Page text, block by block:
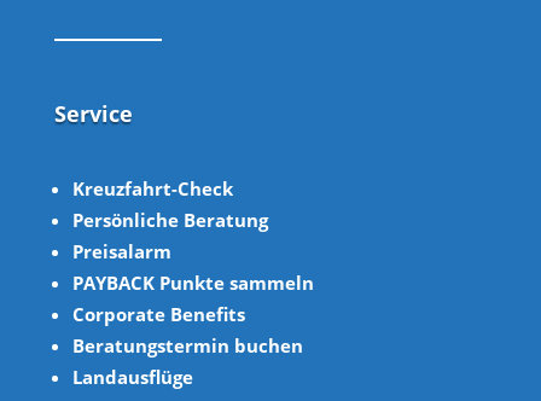
Service
Kreuzfahrt-Check
Persönliche Beratung
Preisalarm
PAYBACK Punkte sammeln
Corporate Benefits
Beratungstermin buchen
Landausflüge